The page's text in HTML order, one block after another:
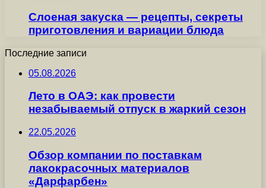
Слоеная закуска — рецепты, секреты
приготовления и вариации блюда
Последние записи
05.08.2026
Лето в ОАЭ: как провести
незабываемый отпуск в жаркий сезон
22.05.2026
Обзор компании по поставкам
лакокрасочных материалов
«Дарфарбен»